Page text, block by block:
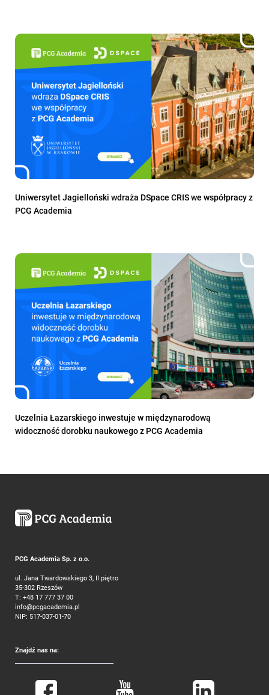
Uniwersytet Jagielloński wdraża DSpace CRIS we współpracy z
PCG Academia
Uczelnia Łazarskiego inwestuje w międzynarodową
widoczność dorobku naukowego z PCG Academia
PCG Academia Sp. z o.o.
ul. Jana Twardowskiego 3, II piętro
35-302 Rzeszów
T: +48 17 777 37 00
info@pcgacademia.pl
NIP: 517-037-01-70
Znajdź nas na: